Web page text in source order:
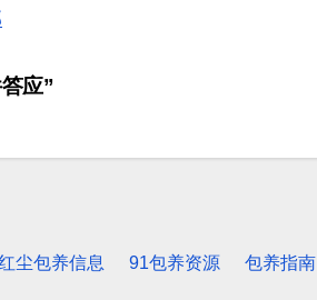
应”
尘包养信息 91包养资源 包养指南